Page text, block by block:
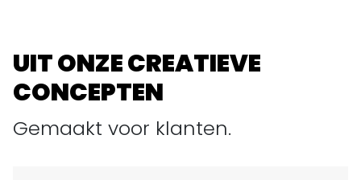
UIT ONZE CREATIEVE
CONCEPTEN
Gemaakt voor klanten.